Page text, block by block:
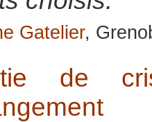
Gatelier,
de